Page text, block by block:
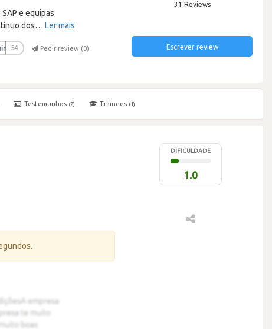
e equipas
dos… Ler mais
54 Pedir review (0)
31 Reviews
Escrever review
Testemunhos (2) Trainees (1)
DIFICULDADE
1.0